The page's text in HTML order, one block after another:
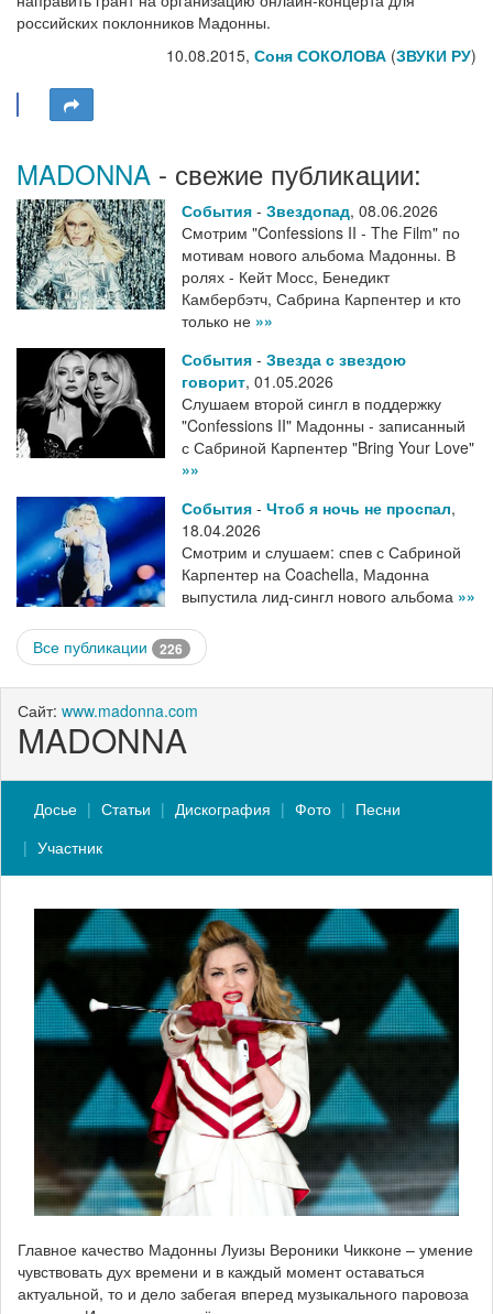
российских поклонников Мадонны.
10.08.2015, Соня СОКОЛОВА (ЗВУКИ РУ)
MADONNA - свежие публикации:
События - Звездопад, 08.06.2026
Смотрим "Confessions II - The Film" по
мотивам нового альбома Мадонны. В
ролях - Кейт Мосс, Бенедикт
Камбербэтч, Сабрина Карпентер и кто
только не »»
События - Звезда с звездою
говорит, 01.05.2026
Слушаем второй сингл в поддержку
"Confessions II" Мадонны - записанный
с Сабриной Карпентер "Bring Your Love"
»»
События - Чтоб я ночь не проспал,
18.04.2026
Смотрим и слушаем: спев с Сабриной
Карпентер на Coachella, Мадонна
выпустила лид-сингл нового альбома »»
Все публикации 226
Сайт: www.madonna.com
MADONNA
Досье Статьи Дискография Фото
Песни
Участник
Главное качество Мадонны Луизы Вероники Чикконе – умение
чувствовать дух времени и в каждый момент оставаться
актуальной, то и дело забегая вперед музыкального паровоза